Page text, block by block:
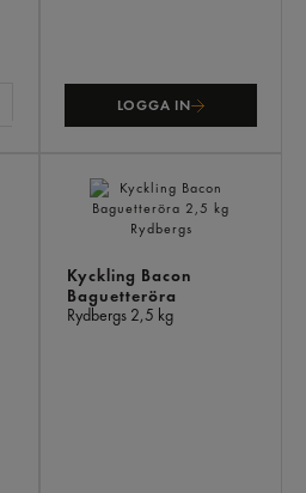
LOGGA IN
Kyckling Bacon
Baguetteröra
Rydbergs 2,5 kg